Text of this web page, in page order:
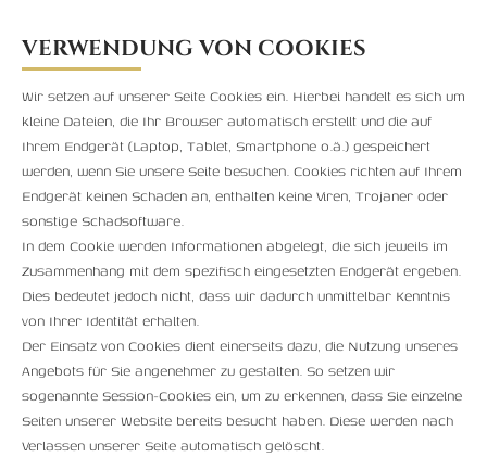
VERWENDUNG VON COOKIES
Wir setzen auf unserer Seite Cookies ein. Hierbei handelt es sich um
kleine Dateien, die Ihr Browser automatisch erstellt und die auf
Ihrem Endgerät (Laptop, Tablet, Smartphone o.ä.) gespeichert
werden, wenn Sie unsere Seite besuchen. Cookies richten auf Ihrem
Endgerät keinen Schaden an, enthalten keine Viren, Trojaner oder
sonstige Schadsoftware.
In dem Cookie werden Informationen abgelegt, die sich jeweils im
Zusammenhang mit dem spezifisch eingesetzten Endgerät ergeben.
Dies bedeutet jedoch nicht, dass wir dadurch unmittelbar Kenntnis
von Ihrer Identität erhalten.
Der Einsatz von Cookies dient einerseits dazu, die Nutzung unseres
Angebots für Sie angenehmer zu gestalten. So setzen wir
sogenannte Session-Cookies ein, um zu erkennen, dass Sie einzelne
Seiten unserer Website bereits besucht haben. Diese werden nach
Verlassen unserer Seite automatisch gelöscht.